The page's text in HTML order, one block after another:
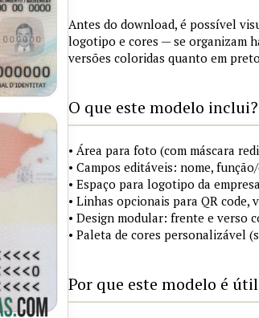
Antes do download, é possível
logotipo e cores — se organizam
versões coloridas quanto em
O que este modelo inclui?
• Área para foto (com máscara
• Campos editáveis: nome,
• Espaço para logotipo da
• Linhas opcionais para QR
• Design modular: frente e verso
• Paleta de cores personalizável
Por que este modelo é